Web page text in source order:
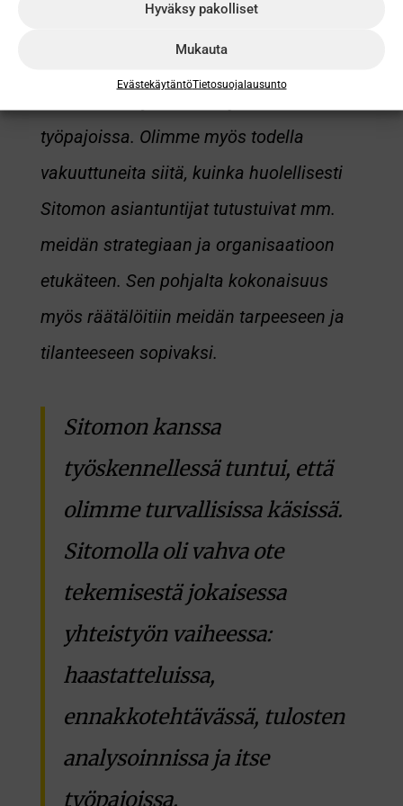
Hyväksy pakolliset
Mukauta
EvästekäytäntöTietosuojalausunto
työpajoissa. Olimme myös todella
vakuuttuneita siitä, kuinka huolellisesti
Sitomon asiantuntijat tutustuivat mm.
meidän strategiaan ja organisaatioon
etukäteen. Sen pohjalta kokonaisuus
myös räätälöitiin meidän tarpeeseen ja
tilanteeseen sopivaksi.
Sitomon kanssa
työskennellessä tuntui, että
olimme turvallisissa käsissä.
Sitomolla oli vahva ote
tekemisestä jokaisessa
yhteistyön vaiheessa:
haastatteluissa,
ennakkotehtävässä, tulosten
analysoinnissa ja itse
työpajoissa.